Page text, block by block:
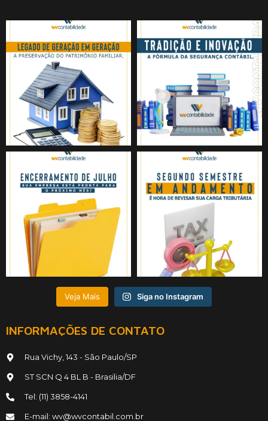
Veja Mais Siga no Instagram
INFORMAÇÕES DE CONTATO
Rua Vichy, 143 - São Paulo/SP
ST SCN Q 4 BL B - Brasilia/DF
Tel: (11) 3858-4141
E-mail: wv@wvcontabil.com.br